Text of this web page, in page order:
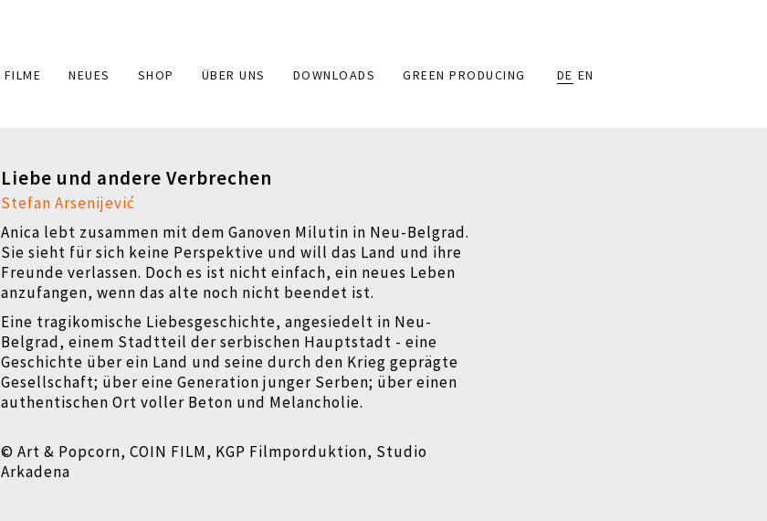
Main
FILME NEUES SHOP ÜBER UNS DOWNLOADS GREEN PRODUCING DE EN
Liebe und andere Verbrechen
Stefan Arsenijević
Anica lebt zusammen mit dem Ganoven Milutin in Neu-Belgrad.
Sie sieht für sich keine Perspektive und will das Land und ihre
Freunde verlassen. Doch es ist nicht einfach, ein neues Leben
anzufangen, wenn das alte noch nicht beendet ist.
Eine tragikomische Liebesgeschichte, angesiedelt in Neu-
Belgrad, einem Stadtteil der serbischen Hauptstadt - eine
Geschichte über ein Land und seine durch den Krieg geprägte
Gesellschaft; über eine Generation junger Serben; über einen
authentischen Ort voller Beton und Melancholie.
© Art & Popcorn, COIN FILM, KGP Filmporduktion, Studio
Arkadena